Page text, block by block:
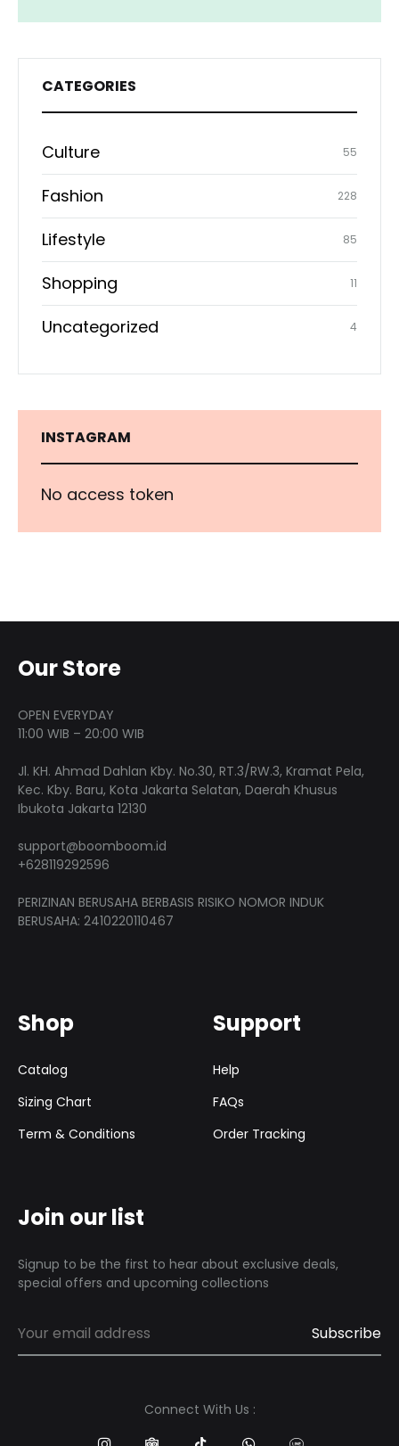
CATEGORIES
Culture 55
Fashion 228
Lifestyle 85
Shopping 11
Uncategorized 4
INSTAGRAM
No access token
Our Store
OPEN EVERYDAY
11:00 WIB – 20:00 WIB
Jl. KH. Ahmad Dahlan Kby. No.30, RT.3/RW.3, Kramat Pela,
Kec. Kby. Baru, Kota Jakarta Selatan, Daerah Khusus
Ibukota Jakarta 12130
support@boomboom.id
+628119292596
PERIZINAN BERUSAHA BERBASIS RISIKO NOMOR INDUK
BERUSAHA: 2410220110467
Shop
Catalog
Sizing Chart
Term & Conditions
Support
Help
FAQs
Order Tracking
Join our list
Signup to be the first to hear about exclusive deals,
special offers and upcoming collections
Connect With Us :